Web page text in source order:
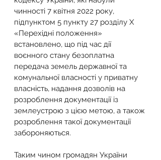
чинності 7 квітня 2022 року,
підпунктом 5 пункту 27 розділу Х
«Перехідні положення»
встановлено, що під час дії
воєнного стану безоплатна
передача земель державної та
комунальної власності у приватну
власність, надання дозволів на
розроблення документації із
землеустрою з цією метою, а також
розроблення такої документації
забороняються.
Таким чином громадян України